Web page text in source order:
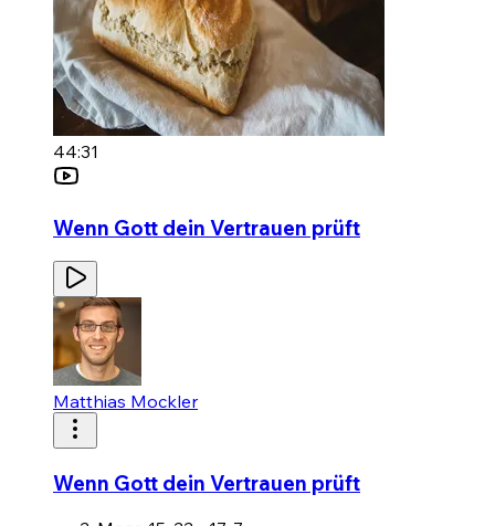
44:31
Wenn Gott dein Vertrauen prüft
Matthias Mockler
Wenn Gott dein Vertrauen prüft